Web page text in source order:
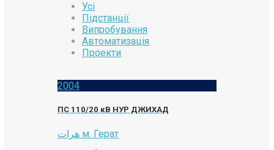
Усі
Підстанції
Випробування
Автоматизація
Проекти
2004
ПС 110/20 кВ НУР ДЖИХАД
هرات м. Герат